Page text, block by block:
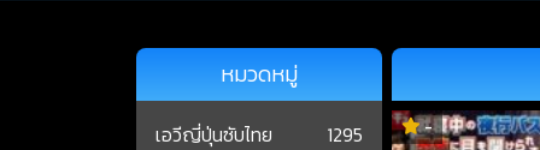
หมวดหมู่
เอวีญี่ปุ่นซับไทย 1295 -